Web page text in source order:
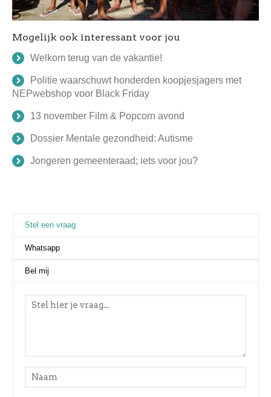
Mogelijk ook interessant voor jou
Welkom terug van de vakantie!
Politie waarschuwt honderden koopjesjagers met
NEPwebshop voor Black Friday
13 november Film & Popcorn avond
Dossier Mentale gezondheid: Autisme
Jongeren gemeenteraad; iets voor jou?
Stel een vraag
Whatsapp
Bel mij
Stel een vraag
Naam